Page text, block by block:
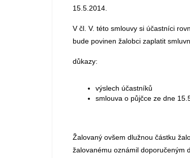
15.5.2014.
V čl. V. této smlouvy si účastníci
bude povinen žalobci zaplatit
důkazy:
výslech účastníků
smlouva o půjčce ze dne
Žalovaný ovšem dlužnou částku
žalovanému oznámil doporučeným